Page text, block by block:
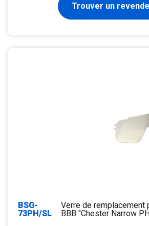
Trouver un
BSG-
73PH/SL
Verre de remplacement
BBB "Chester Narrow